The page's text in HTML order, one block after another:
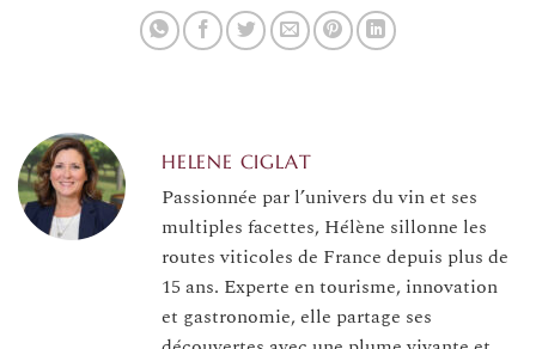
HELENE CIGLAT
Passionnée par l’univers du vin et ses
multiples facettes, Hélène sillonne les
routes viticoles de France depuis plus de
15 ans. Experte en tourisme, innovation
et gastronomie, elle partage ses